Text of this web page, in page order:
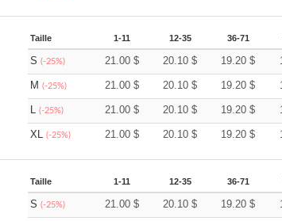
Taille 1-11 12-35 36-71
S(-25%) 21.00$ 20.10$ 19.20$
M(-25%) 21.00$ 20.10$ 19.20$
L(-25%) 21.00$ 20.10$ 19.20$
XL(-25%) 21.00$ 20.10$ 19.20$
Taille 1-11 12-35 36-71
S(-25%) 21.00$ 20.10$ 19.20$